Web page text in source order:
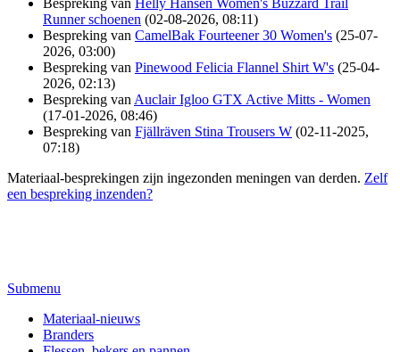
Bespreking van Helly Hansen Women's Buzzard Trail
Runner schoenen (02-08-2026, 08:11)
Bespreking van CamelBak Fourteener 30 Women's (25-07-
2026, 03:00)
Bespreking van Pinewood Felicia Flannel Shirt W's (25-04-
2026, 02:13)
Bespreking van Auclair Igloo GTX Active Mitts - Women
(17-01-2026, 08:46)
Bespreking van Fjällräven Stina Trousers W (02-11-2025,
07:18)
Materiaal-besprekingen zijn ingezonden meningen van derden. Zelf
een bespreking inzenden?
Submenu
Materiaal-nieuws
Branders